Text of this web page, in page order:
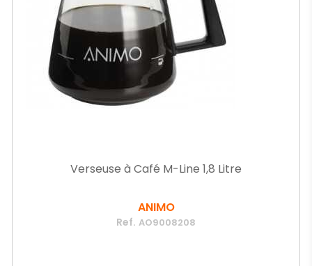
Verseuse à Café M-Line 1,8 Litre
ANIMO
Ref. AO9008208